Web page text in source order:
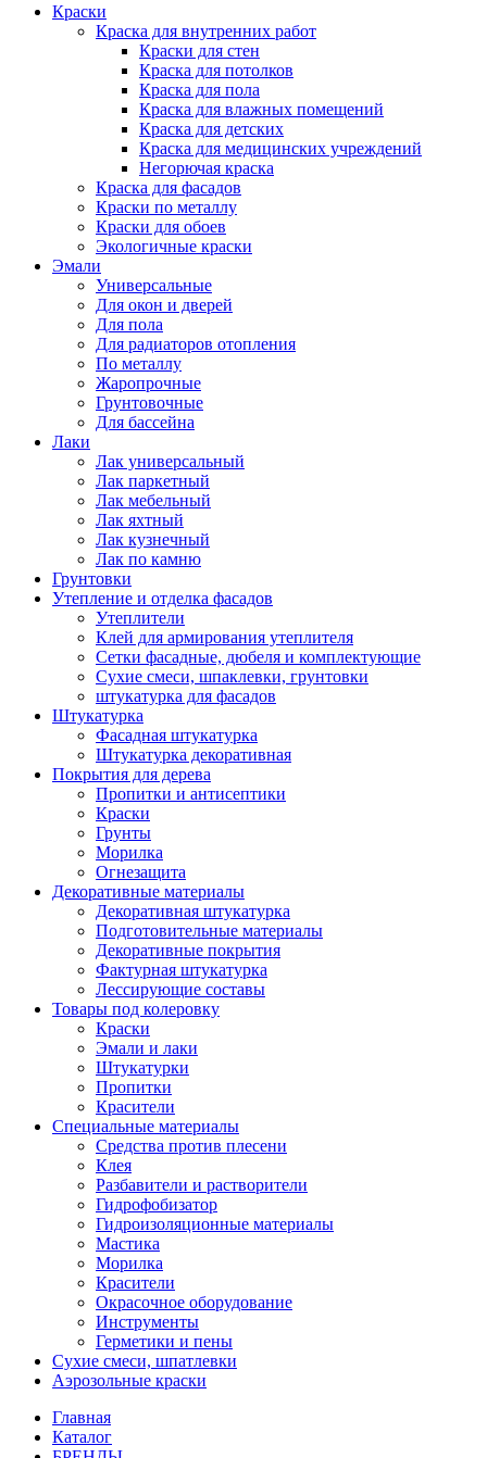
Краски
Краска для внутренних работ
Краски для стен
Краска для потолков
Краска для пола
Краска для влажных помещений
Краска для детских
Краска для медицинских учреждений
Негорючая краска
Краска для фасадов
Краски по металлу
Краски для обоев
Экологичные краски
Эмали
Универсальные
Для окон и дверей
Для пола
Для радиаторов отопления
По металлу
Жаропрочные
Грунтовочные
Для бассейна
Лаки
Лак универсальный
Лак паркетный
Лак мебельный
Лак яхтный
Лак кузнечный
Лак по камню
Грунтовки
Утепление и отделка фасадов
Утеплители
Клей для армирования утеплителя
Сетки фасадные, дюбеля и комплектующие
Сухие смеси, шпаклевки, грунтовки
штукатурка для фасадов
Штукатурка
Фасадная штукатурка
Штукатурка декоративная
Покрытия для дерева
Пропитки и антисептики
Краски
Грунты
Морилка
Огнезащита
Декоративные материалы
Декоративная штукатурка
Подготовительные материалы
Декоративные покрытия
Фактурная штукатурка
Лессирующие составы
Товары под колеровку
Краски
Эмали и лаки
Штукатурки
Пропитки
Красители
Специальные материалы
Средства против плесени
Клея
Разбавители и растворители
Гидрофобизатор
Гидроизоляционные материалы
Мастика
Морилка
Красители
Окрасочное оборудование
Инструменты
Герметики и пены
Сухие смеси, шпатлевки
Аэрозольные краски
Главная
Каталог